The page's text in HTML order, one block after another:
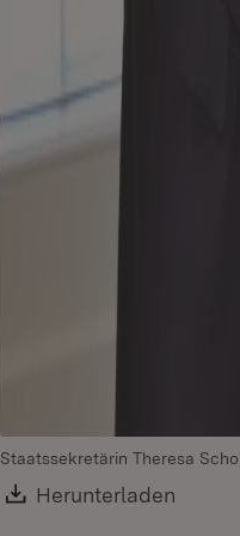
Staatssekretärin Theresa
Download:
Herunterladen